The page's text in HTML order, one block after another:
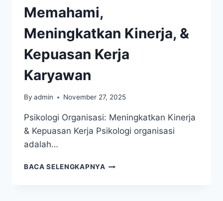
Memahami,
Meningkatkan Kinerja, &
Kepuasan Kerja
Karyawan
By admin November 27, 2025
Psikologi Organisasi: Meningkatkan Kinerja
& Kepuasan Kerja Psikologi organisasi
adalah…
BACA SELENGKAPNYA PSIKOLOGI